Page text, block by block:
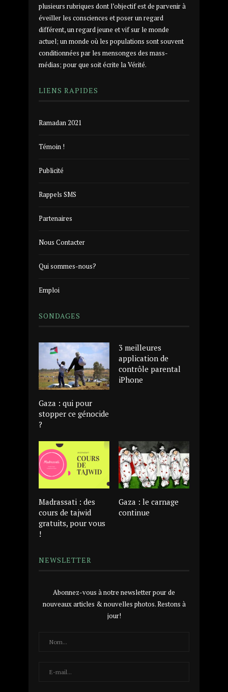
plusieurs rubriques dont l’objectif est de parvenir à
éveiller les consciences et poser un regard
différent, un regard jeune et vif sur le monde
actuel; un monde où les populations sont souvent
conditionnées par les mensonges des mass-
médias; pour que soit écrite la Vérité.
LIENS RAPIDES
Ramadan 2021
Témoin !
Publicité
Rappels SMS
Partenaires
Nous Contacter
Qui sommes-nous?
Emploi
SONDAGES
Gaza : qui pour
stopper ce génocide
?
3 meilleures
application de
contrôle parental
iPhone
Madrassati : des
cours de tajwid
gratuits, pour vous
!
Gaza : le carnage
continue
NEWSLETTER
Abonnez-vous à notre newsletter pour de
nouveaux articles & nouvelles photos. Restons à
jour!